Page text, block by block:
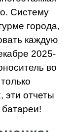
Систему
города,
каждую
2025-
во
эти отчеты